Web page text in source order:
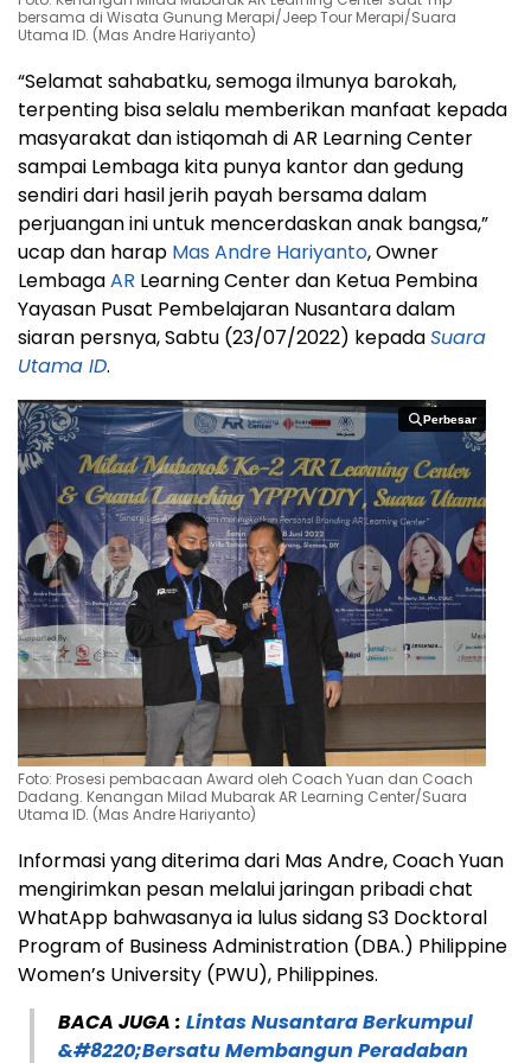
bersama di Wisata Gunung Merapi/Jeep Tour Merapi/Suara
Utama ID. (Mas Andre Hariyanto)
“Selamat sahabatku, semoga ilmunya barokah,
terpenting bisa selalu memberikan manfaat kepada
masyarakat dan istiqomah di AR Learning Center
sampai Lembaga kita punya kantor dan gedung
sendiri dari hasil jerih payah bersama dalam
perjuangan ini untuk mencerdaskan anak bangsa,”
ucap dan harap Mas Andre Hariyanto, Owner
LembagaAR Learning Center dan Ketua Pembina
Yayasan Pusat Pembelajaran Nusantara dalam
siaran persnya, Sabtu (23/07/2022) kepadaSuara
Utama ID.
Perbesar
Perbesar
Foto: Prosesi pembacaan Award oleh Coach Yuan dan Coach
Dadang. Kenangan Milad Mubarak AR Learning Center/Suara
Utama ID. (Mas Andre Hariyanto)
Informasi yang diterima dari Mas Andre, Coach Yuan
mengirimkan pesan melalui jaringan pribadi chat
WhatApp bahwasanya ia lulus sidang S3 Docktoral
Program of Business Administration (DBA.) Philippine
Women’s University (PWU), Philippines.
BACA JUGA : Lintas Nusantara Berkumpul
&#8220;Bersatu Membangun Peradaban